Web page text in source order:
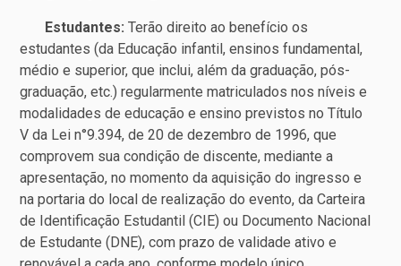
Estudantes: Terão direito ao benefício os
estudantes (da Educação infantil, ensinos fundamental,
médio e superior, que inclui, além da graduação, pós-
graduação, etc.) regularmente matriculados nos níveis e
modalidades de educação e ensino previstos no Título
V da Lei n°9.394, de 20 de dezembro de 1996, que
comprovem sua condição de discente, mediante a
apresentação, no momento da aquisição do ingresso e
na portaria do local de realização do evento, da Carteira
de Identificação Estudantil (CIE) ou Documento Nacional
de Estudante (DNE), com prazo de validade ativo e